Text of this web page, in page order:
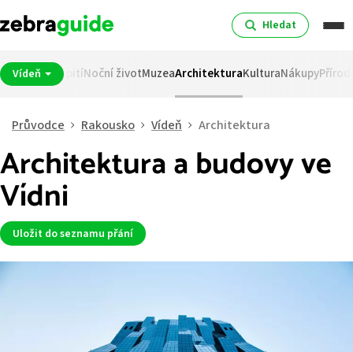
Hledat
VídeňJídlo a pitíNoční životMuzeaArchitekturaKulturaNákupy
Průvodce Rakousko Vídeň Architektura
Architektura a budovy ve
Vídni
Uložit do seznamu přání